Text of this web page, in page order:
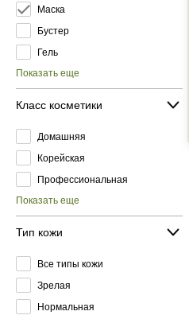
Маска
Бустер
Гель
Показать еще
Класс косметики
Домашняя
Корейская
Профессиональная
Показать еще
Тип кожи
Все типы кожи
Зрелая
Нормальная